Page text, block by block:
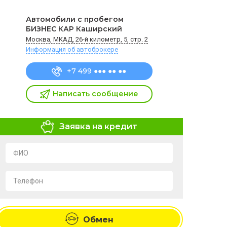
Автомобили с пробегом
БИЗНЕС КАР Каширский
Москва, МКАД, 26-й километр, 5, стр. 2
Информация об автоброкере
+7 499 ●●● ●● ●●
Написать сообщение
Заявка на кредит
ФИО
Телефон
хранение персональных данных в соответствии с
Политики обработки персональных
Обмен